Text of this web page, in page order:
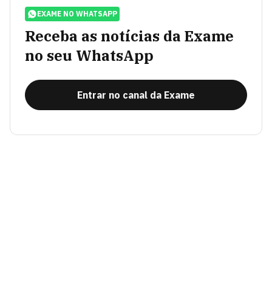
EXAME NO WHATSAPP
Receba as notícias da Exame
no seu WhatsApp
Entrar no canal da Exame